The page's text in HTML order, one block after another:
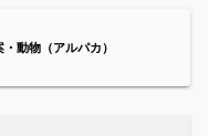
物（アルパカ）